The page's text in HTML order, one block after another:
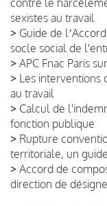
sexistes au travail
> Guide de
socle social de
> APC Fnac Paris
> Les
au travail
> Calcul de
fonction publique
> Rupture
territoriale, un
> Accord de
direction de